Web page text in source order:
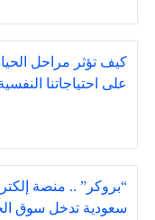
كيف تؤثر مراحل
على احتياجاتنا
“بروكر” .. منصة
سعودية تدخل سوق